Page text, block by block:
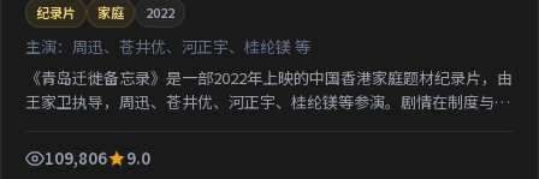
纪录片 家庭 2022
主演： 周迅、苍井优、河正宇、桂纶镁 等
《青岛迁徙备忘录》是一部2022年上映的中国香港家庭题材纪录片，由
王家卫执导，周迅、苍井优、河正宇、桂纶镁等参演。剧情在制度与人
109,806
9.0